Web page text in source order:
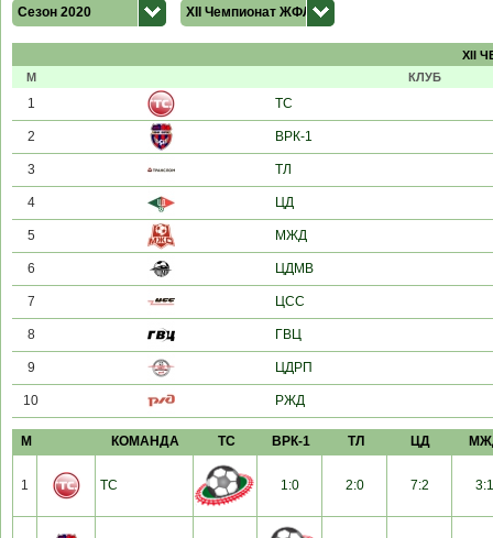
Сезон 2020 XII Чемпионат ЖФЛ
XII
М
КЛУБ
1 ТС
2 ВРК-1
3 ТЛ
4 ЦД
5 МЖД
6 ЦДМВ
7 ЦСС
8 ГВЦ
9 ЦДРП
10 РЖД
М КОМАНДА ТС ВРК-1 ТЛ ЦД
1 ТС 1:0 2:0 7:2 3:1